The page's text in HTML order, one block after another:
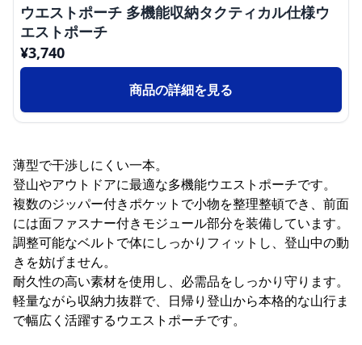
ウエストポーチ 多機能収納タクティカル仕様ウ
エストポーチ
¥3,740
商品の詳細を見る
薄型で干渉しにくい一本。
登山やアウトドアに最適な多機能ウエストポーチです。
複数のジッパー付きポケットで小物を整理整頓でき、前面
には面ファスナー付きモジュール部分を装備しています。
調整可能なベルトで体にしっかりフィットし、登山中の動
きを妨げません。
耐久性の高い素材を使用し、必需品をしっかり守ります。
軽量ながら収納力抜群で、日帰り登山から本格的な山行ま
で幅広く活躍するウエストポーチです。